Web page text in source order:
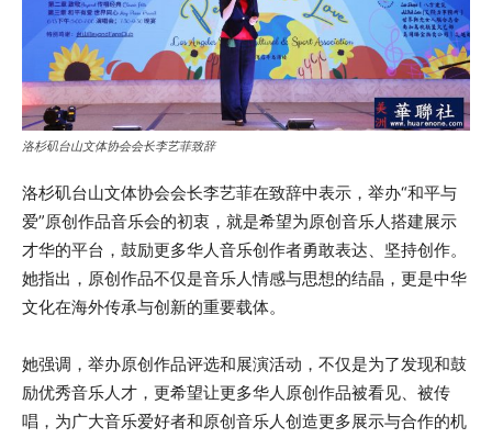
洛杉矶台山文体协会会长李艺菲致辞
洛杉矶台山文体协会会长李艺菲在致辞中表示，举办“和平与
爱”原创作品音乐会的初衷，就是希望为原创音乐人搭建展示
才华的平台，鼓励更多华人音乐创作者勇敢表达、坚持创作。
她指出，原创作品不仅是音乐人情感与思想的结晶，更是中华
文化在海外传承与创新的重要载体。
她强调，举办原创作品评选和展演活动，不仅是为了发现和鼓
励优秀音乐人才，更希望让更多华人原创作品被看见、被传
唱，为广大音乐爱好者和原创音乐人创造更多展示与合作的机